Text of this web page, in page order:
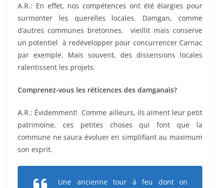
A.R.: En effet, nos compétences ont été élargies pour
surmonter les querelles locales. Damgan, comme
d’autres communes bretonnes, vieillit mais conserve
un potentiel à redévelopper pour concurrencer Carnac
par exemple. Mais souvent, des dissensions locales
ralentissent les projets.
Comprenez-vous les réticences des damganais?
A.R.: Évidemment! Comme ailleurs, ils aiment leur petit
patrimoine, ces petites choses qui font que la
commune ne saura évoluer en simplifiant au maximum
son esprit.
Une ancienne tour à feu dont on